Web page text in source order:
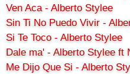
Ven Aca - Alberto Stylee
Sin Ti No Puedo Vivir -
Si Te Toco - Alberto Stylee
Dale ma' - Alberto Stylee ft
Me Dijo Que Si - Alberto